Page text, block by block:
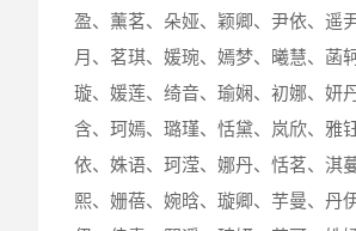
盈、薰茗、朵娅、颖卿、尹依、遥
月、茗琪、媛琬、嫣梦、曦慧、菡
璇、媛莲、绮音、瑜娴、初娜、妍
含、珂嫣、璐瑾、恬黛、岚欣、雅
依、姝语、珂滢、娜丹、恬茗、淇
熙、姗蓓、婉晗、璇卿、芋曼、丹